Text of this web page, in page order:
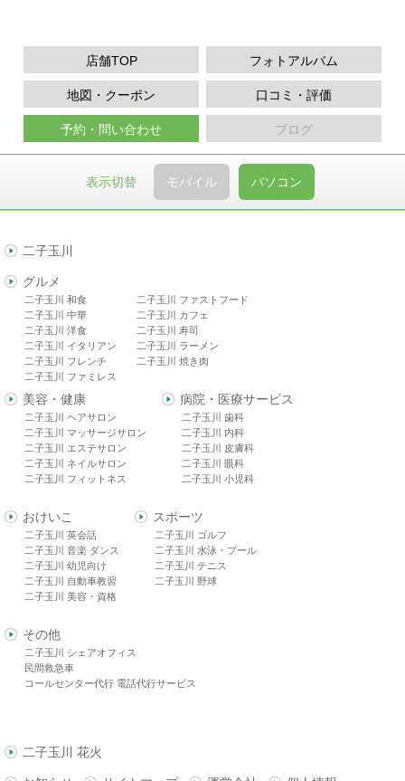
店舗TOP フォトアルバム
口コミ・評価
地図・クーポン
ブログ
予約・問い合わせ
表示切替 モバイル パソコン
二子玉川
グルメ
二子玉川 和食
二子玉川 中華
二子玉川 洋食
二子玉川 イタリアン
二子玉川 フレンチ
二子玉川 ファミレス
二子玉川 ファストフード
二子玉川 カフェ
二子玉川 寿司
二子玉川 ラーメン
二子玉川 焼き肉
美容・健康
二子玉川 ヘアサロン
二子玉川 マッサージサロン
二子玉川 エステサロン
二子玉川 ネイルサロン
二子玉川 フィットネス
病院・医療サービス
二子玉川 歯科
二子玉川 内科
二子玉川 皮膚科
二子玉川 眼科
二子玉川 小児科
おけいこ
二子玉川 英会話
二子玉川 音楽 ダンス
二子玉川 幼児向け
二子玉川 自動車教習
二子玉川 美容・資格
スポーツ
二子玉川 ゴルフ
二子玉川 水泳・プール
二子玉川 テニス
二子玉川 野球
その他
二子玉川 シェアオフィス
民間救急車
コールセンター代行 電話代行サービス
二子玉川 花火